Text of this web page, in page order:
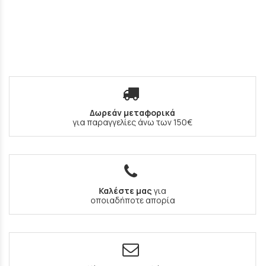
Δωρεάν μεταφορικά
για παραγγελίες άνω των 150€
Καλέστε μας για
οποιαδήποτε απορία